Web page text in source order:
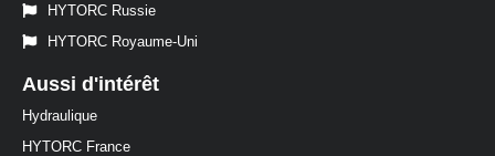
HYTORC Russie
HYTORC Royaume-Uni
Aussi d'intérêt
Hydraulique
HYTORC France